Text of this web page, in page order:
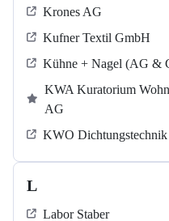
Krones AG
Kufner Textil GmbH
Kühne + Nagel (AG &
KWA Kuratorium
AG
KWO
L
Labor Staber